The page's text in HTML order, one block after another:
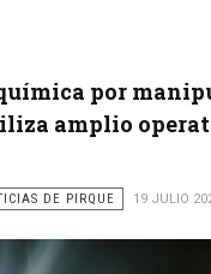
por
amplio
DE PIRQUE 19 JULIO